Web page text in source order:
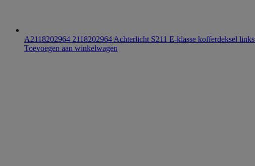
A2118202964 2118202964 Achterlicht S211 E-klasse kofferdeksel links
Toevoegen aan winkelwagen